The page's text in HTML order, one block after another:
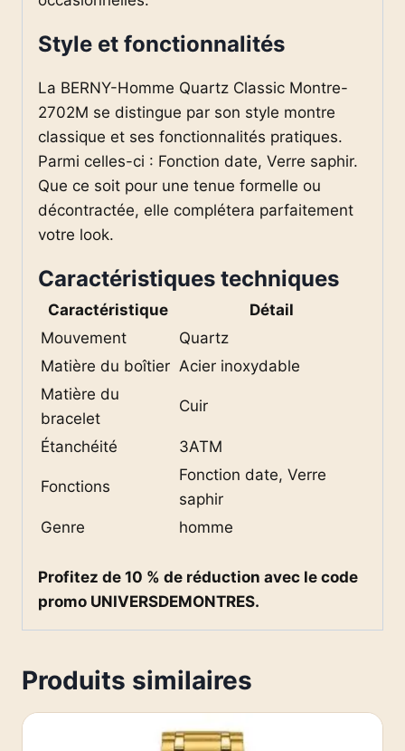
Style et fonctionnalités
La BERNY-Homme Quartz Classic Montre-
2702M se distingue par son style montre
classique et ses fonctionnalités pratiques.
Parmi celles-ci : Fonction date, Verre saphir.
Que ce soit pour une tenue formelle ou
décontractée, elle complétera parfaitement
votre look.
Caractéristiques techniques
Caractéristique
Détail
Mouvement
Quartz
Matière du boîtier Acier inoxydable
Matière du
bracelet
Cuir
Étanchéité 3ATM
Fonctions
Fonction date, Verre
saphir
Genre
homme
Profitez de 10 % de réduction avec le code
promo UNIVERSDEMONTRES.
Produits similaires